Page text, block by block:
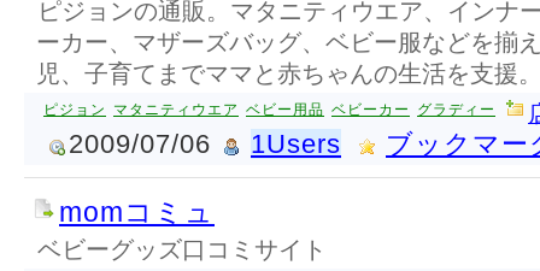
ピジョンの通販。マタニティウエア、インナ
ーカー、マザーズバッグ、ベビー服などを揃
児、子育てまでママと赤ちゃんの生活を支援
ピジョン マタニティウエア ベビー用品 ベビーカー グラディー
2009/07/06 1Users ブックマー
momコミュ
ベビーグッズ口コミサイト